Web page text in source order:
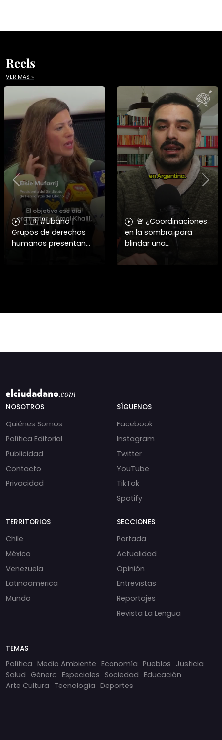
Reels
VER MÁS »
🇱🇧 #Libano |
Grupos de derechos
humanos presentan
🚨 ¿Coordinaciones
en la sombra para
blindar una
candidatura
presidencial? Nuevos
Previous
NOSOTROS
Quiénes Somos
Política Editorial
Publicidad
Contacto
Privacidad
SÍGUENOS
Facebook
Instagram
Twitter
YouTube
TikTok
Spotify
TERRITORIOS
Chile
México
Venezuela
Latinoamérica
Mundo
SECCIONES
Portada
Actualidad
Opinión
Entrevistas
Reportajes
Revista La Lengua
TEMAS
Política Medio Ambiente Economía Pueblos Justicia
Salud Género Especiales Sociedad Educación
Arte Cultura Tecnología Deportes